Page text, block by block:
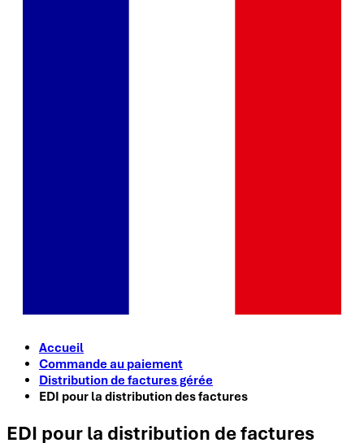
Accueil
Commande au paiement
Distribution de factures gérée
EDI pour la distribution des factures
EDI pour la distribution de factures